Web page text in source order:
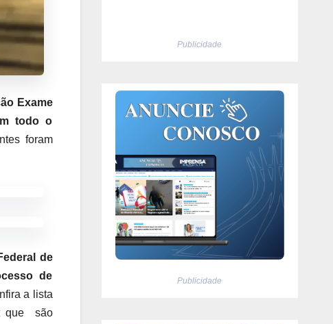
Exame
todo o
foram
de
de
a lista
que são
Publicidade
Publicidade